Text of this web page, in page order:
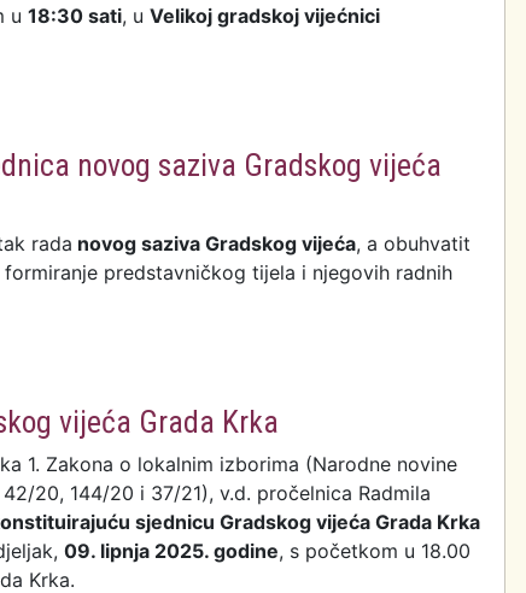
u 18:30 sati, u Velikoj gradskoj vijećnici
novog saziva Gradskog vijeća
rada novog saziva Gradskog vijeća, a obuhvatit
predstavničkog tijela i njegovih radnih
vijeća Grada Krka
1. Zakona o lokalnim izborima (Narodne novine
42/20, 144/20 i 37/21), v.d. pročelnica Radmila
sjednicu Gradskog vijeća Grada Krka
09. lipnja 2025. godine, s početkom u 18.00
Krka.